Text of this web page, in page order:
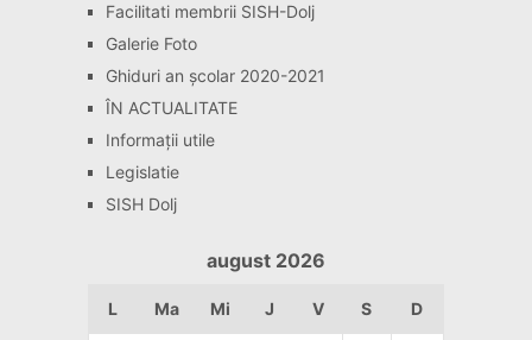
Facilitati membrii SISH-Dolj
Galerie Foto
Ghiduri an școlar 2020-2021
ÎN ACTUALITATE
Informaţii utile
Legislatie
SISH Dolj
august 2026
L Ma Mi J V S D